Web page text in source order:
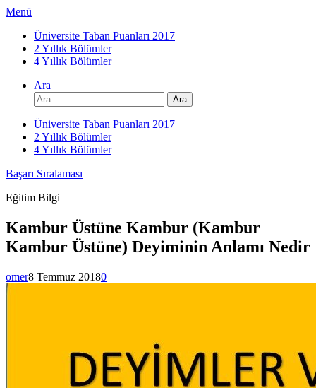
İçeriğe
Menü
Üniversite Taban Puanları 2017
2 Yıllık Bölümler
4 Yıllık Bölümler
Ara
Arama:
Üniversite Taban Puanları 2017
2 Yıllık Bölümler
4 Yıllık Bölümler
Başarı Sıralaması
Eğitim Bilgi
Kambur Üstüne Kambur (Kambur
Kambur Üstüne) Deyiminin Anlamı Nedir
omer8 Temmuz 20180